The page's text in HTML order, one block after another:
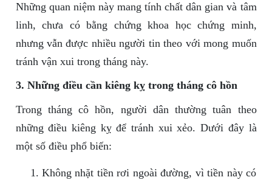
Những quan niệm này mang tính chất dân gian và tâm
linh, chưa có bằng chứng khoa học chứng minh,
nhưng vẫn được nhiều người tin theo với mong muốn
tránh vận xui trong tháng này.
3. Những điều cần kiêng kỵ trong tháng cô hồn
Trong tháng cô hồn, người dân thường tuân theo
những điều kiêng kỵ để tránh xui xẻo. Dưới đây là
một số điều phổ biến:
Không nhặt tiền rơi ngoài đường, vì tiền này có